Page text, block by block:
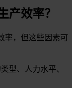
产效率？
率，但这些因素可
型、人力水平、